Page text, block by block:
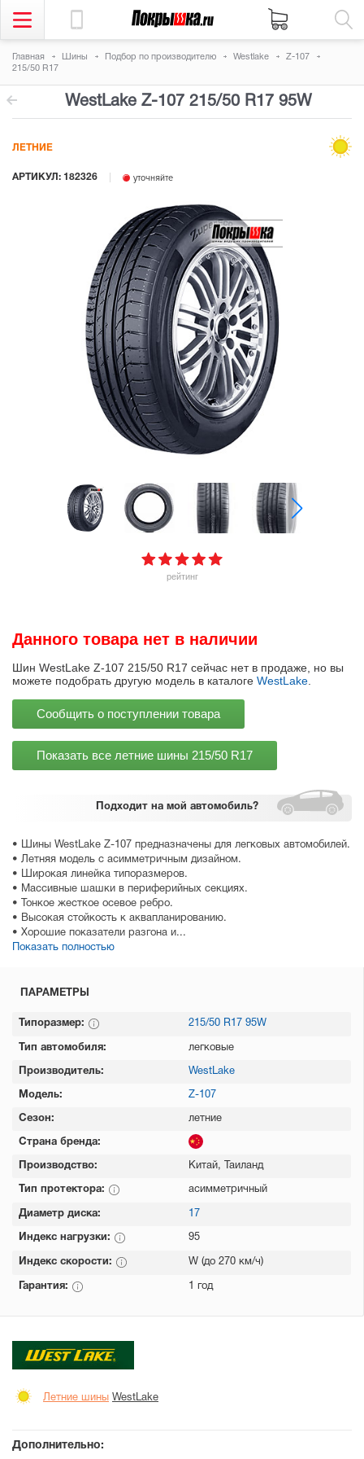
Главная Шины Подбор по производителю Westlake
Z-107
215/50 R17
WestLake Z-107 215/50 R17 95W
рейтинг
АРТИКУЛ: 182326 уточняйте
ЛЕТНИЕ
Подходит на мой автомобиль?
• Шины WestLake Z-107 предназначены для легковых автомобилей.
• Летняя модель с асимметричным дизайном.
• Широкая линейка типоразмеров.
• Массивные шашки в периферийных секциях.
• Тонкое жесткое осевое ребро.
• Высокая стойкость к аквапланированию.
• Хорошие показатели разгона и...
Показать полностью
Данного товара нет в наличии
Шин WestLake Z-107 215/50 R17 сейчас нет в продаже, но вы
можете подобрать другую модель в каталоге WestLake
Сообщить о поступлении товара
Показать все летние шины 215/50 R17
ПАРАМЕТРЫ
Типоразмер: 215/50 R17 95W
Тип автомобиля: легковые
Производитель: WestLake
Модель: Z-107
Сезон: летние
Страна бренда:
Производство: Китай, Таиланд
Тип протектора: асимметричный
Диаметр диска: 17
Индекс нагрузки: 95
Индекс скорости: W (до 270 км/ч)
Гарантия: 1 год
Летние шины WestLake
Дополнительно: